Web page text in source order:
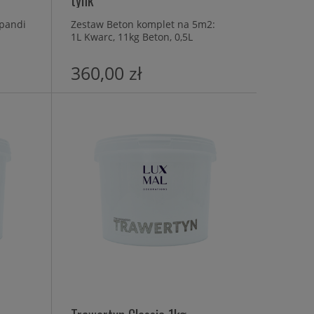
Zestaw Beton komplet na 5m2:
1L Kwarc, 11kg Beton, 0,5L
360,00 zł